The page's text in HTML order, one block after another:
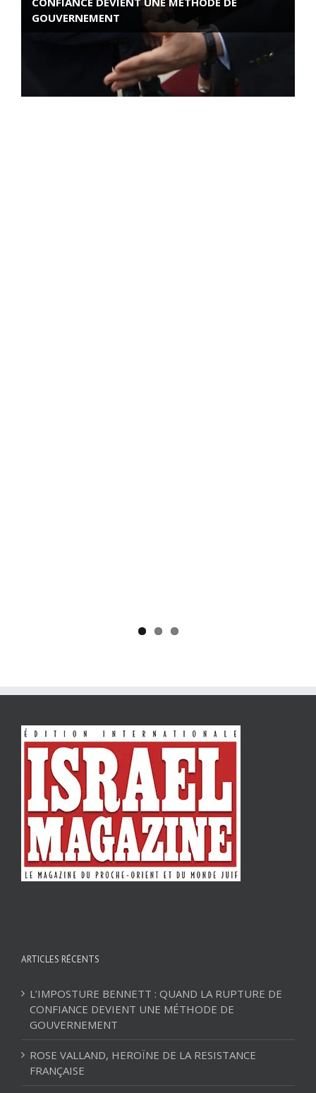
GOUVERNEMENT
ROSE VALLAND, HEROÏNE DE LA RESISTANCE
ARTICLES RÉCENTS
L’IMPOSTURE BENNETT : QUAND LA RUPTURE DE
CONFIANCE DEVIENT UNE MÉTHODE DE
GOUVERNEMENT
ROSE VALLAND, HEROÏNE DE LA RESISTANCE
FRANÇAISE